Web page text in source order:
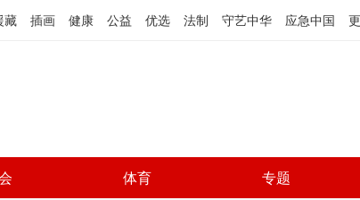
藏 插画 健康 公益 优选 法制 守艺中华 应急中国
体育 专题